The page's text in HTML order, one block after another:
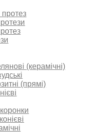
(керамічні)
(прямі)